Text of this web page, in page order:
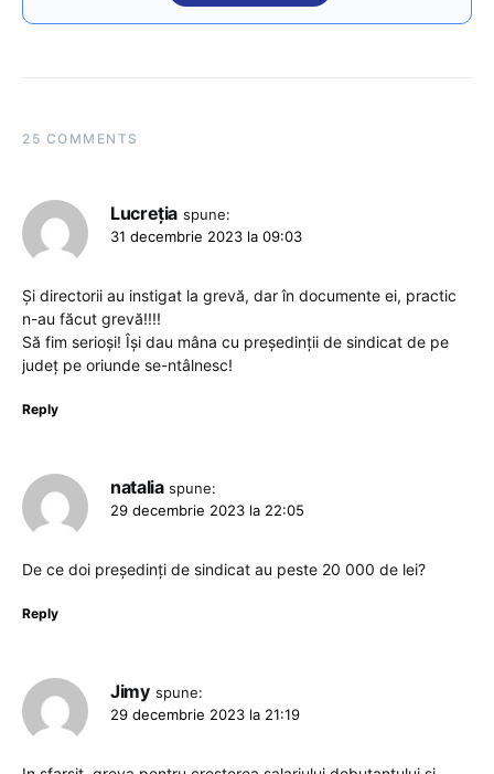
25 COMMENTS
Lucreția spune:
31 decembrie 2023 la 09:03
Și directorii au instigat la grevă, dar în documente ei, practic
n-au făcut grevă!!!!
Să fim serioși! Își dau mâna cu președinții de sindicat de pe
județ pe oriunde se-ntâlnesc!
Reply
natalia spune:
29 decembrie 2023 la 22:05
De ce doi președinți de sindicat au peste 20 000 de lei?
Reply
Jimy spune:
29 decembrie 2023 la 21:19